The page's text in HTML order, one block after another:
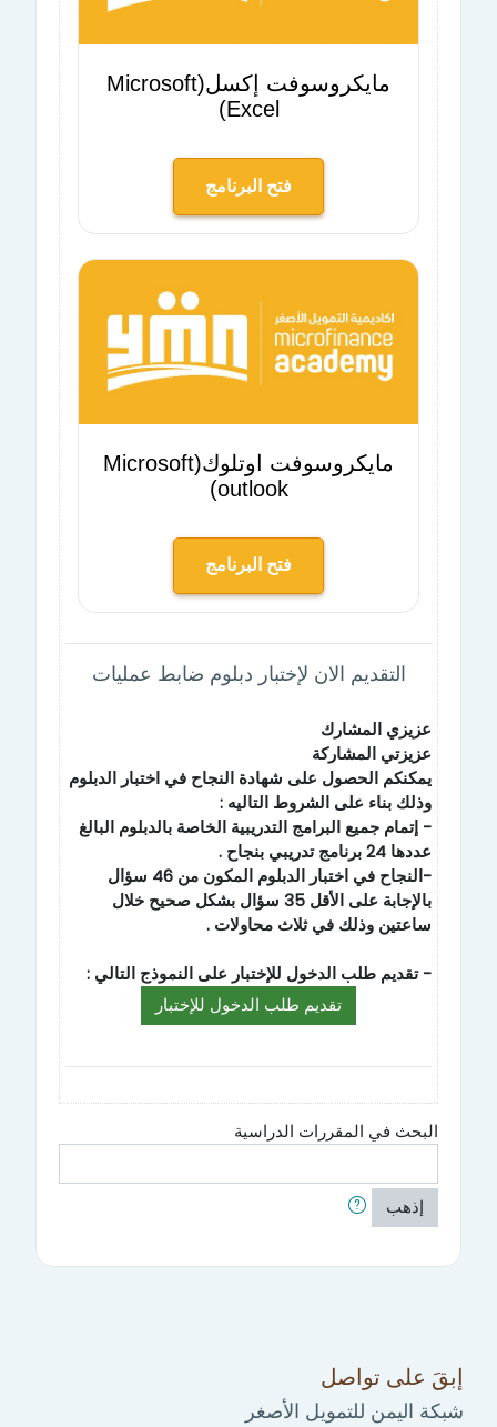
مايكروسوفت إكسل(Microsoft
Excel)
فتح البرنامج
مايكروسوفت اوتلوك(Microsoft
outlook)
فتح البرنامج
التقديم الان لإختبار دبلوم ضابط عمليات
عزيزي المشارك
عزيزتي المشاركة
يمكنكم الحصول على شهادة النجاح في اختبار الدبلوم
وذلك بناء على الشروط التاليه :
- إتمام جميع البرامج التدريبية الخاصة بالدبلوم البالغ
عددها 24 برنامج تدريبي بنجاح .
-النجاح في اختبار الدبلوم المكون من 46 سؤال
بالإجابة على الأقل 35 سؤال بشكل صحيح خلال
ساعتين وذلك في ثلاث محاولات .
- تقديم طلب الدخول للإختبار على النموذج التالي :
تقديم طلب الدخول للإختبار
البحث في المقررات الدراسية
إذهب
إبقَ على تواصل
شبكة اليمن للتمويل الأصغر